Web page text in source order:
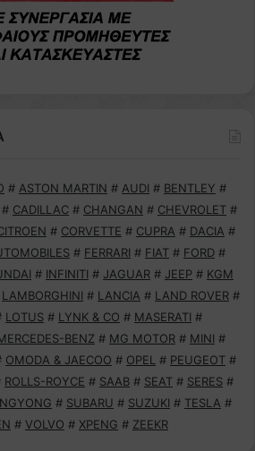
# ASTON MARTIN # AUDI # BENTLEY #
# CADILLAC # CHANGAN # CHEVROLET #
# CORVETTE # CUPRA # DACIA #
# FERRARI # FIAT # FORD #
# INFINITI # JAGUAR # JEEP # KGM
LAMBORGHINI # LANCIA # LAND ROVER #
LOTUS # LYNK & CO # MASERATI #
BENZ # MG MOTOR # MINI #
OMODA & JAECOO # OPEL # PEUGEOT #
ROLLS-ROYCE # SAAB # SEAT # SERES #
# SUBARU # SUZUKI # TESLA #
# VOLVO # XPENG # ZEEKR